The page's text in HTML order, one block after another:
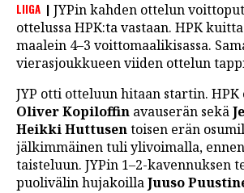
LIIGA
JYPin kahden ottelun
ottelussa HPK:ta vastaan. HPK
maalein 4–3 voittomaalikisassa.
vierasjoukkueen viiden ottelun
JYP otti otteluun hitaan startin.
Oliver Kopiloffin avauserän sekä
Heikki Huttusentoisen erän
jälkimmäinen tuli ylivoimalla,
taisteluun. JYPin 1–2-kavennuksen
puolivälin hujakoillaJuuso
F1
LINTU VAI KALA
46 DENTON ROAD
VIDEOT
PODCASTIT
KOLUMNIT